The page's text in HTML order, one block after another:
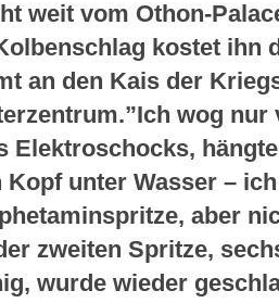
weit vom Othon-
kostet ihn
an den Kais der
wog
Elektroschocks,
unter Wasser –
aber
zweiten Spritze,
wurde wieder